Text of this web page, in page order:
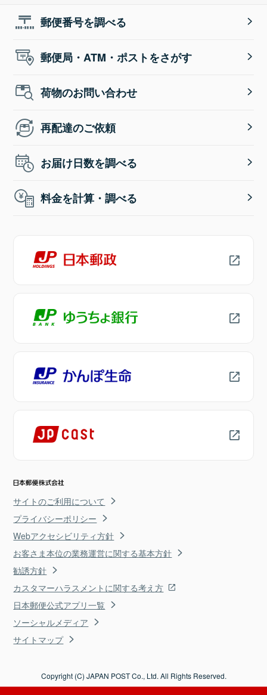
郵便番号を調べる
郵便局・ATM・ポストをさがす
荷物のお問い合わせ
再配達のご依頼
お届け日数を調べる
料金を計算・調べる
サイトのご利用について
プライバシーポリシー
Webアクセシビリティ方針
お客さま本位の業務運営に関する基本方針
勧誘方針
カスタマーハラスメントに関する考え方
日本郵便公式アプリ一覧
ソーシャルメディア
サイトマップ
Copyright (C) JAPAN POST Co., Ltd. All Rights Reserved.